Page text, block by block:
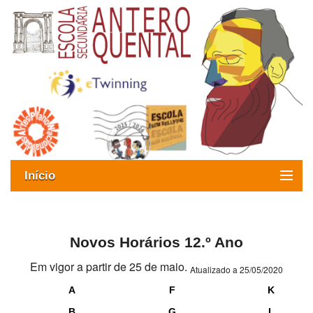
Início
Oferta formativa
SIGE
Novos Horários 12.º Ano
Em vigor a partir de 25 de maio. Atualizado a 25/05/2020
A F
K